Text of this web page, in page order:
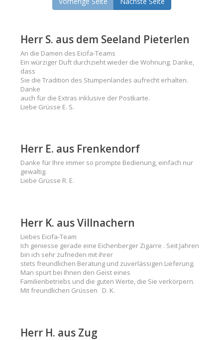
Herr S. aus dem Seeland Pieterlen
An die Damen des Eicifa-Teams
Ein würziger Duft durchzieht wieder die Wohnung. Danke,
dass
Sie die Tradition des Stumpenlandes aufrecht erhalten.
Danke
auch für die Extras inklusive der Postkarte.
Liebe Grüsse E. S.
Herr E. aus Frenkendorf
Danke für Ihre immer so prompte Bedienung, einfach nur
gewaltig.
Liebe Grüsse R. E.
Herr K. aus Villnachern
Liebes Eicifa-Team
Ich geniesse gerade eine Eichenberger Zigarre . Seit Jahren
bin ich sehr zufrieden mit ihrer
stets freundlichen Beratung und zuverlässigen Lieferung.
Man spürt bei Ihnen den Geist eines
Familienbetriebs und die guten Werte, die Sie verkörpern.
Mit freundlichen Grüssen D. K.
Herr H. aus Zug